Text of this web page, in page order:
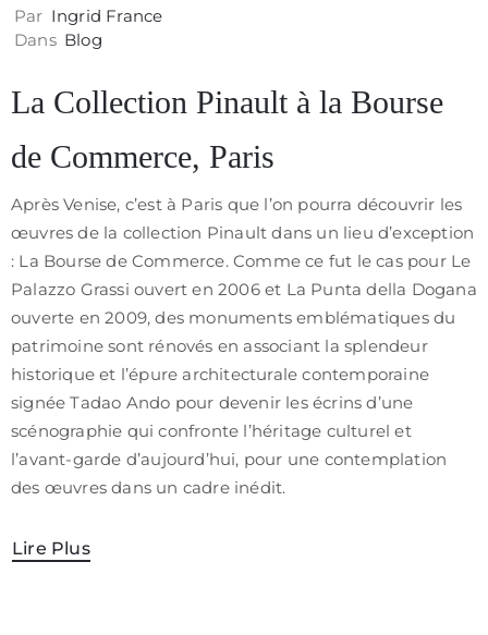
Par Ingrid France
Dans Blog
La Collection Pinault à la Bourse
de Commerce, Paris
Après Venise, c’est à Paris que l’on pourra découvrir les
œuvres de la collection Pinault dans un lieu d’exception
: La Bourse de Commerce. Comme ce fut le cas pour Le
Palazzo Grassi ouvert en 2006 et La Punta della Dogana
ouverte en 2009, des monuments emblématiques du
patrimoine sont rénovés en associant la splendeur
historique et l’épure architecturale contemporaine
signée Tadao Ando pour devenir les écrins d’une
scénographie qui confronte l’héritage culturel et
l’avant-garde d’aujourd’hui, pour une contemplation
des œuvres dans un cadre inédit.
Lire Plus